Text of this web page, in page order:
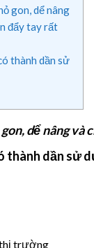
gon, dể nâng
đẩy tay rất
thành dần sử
dể nâng và
thành dần sử
trường